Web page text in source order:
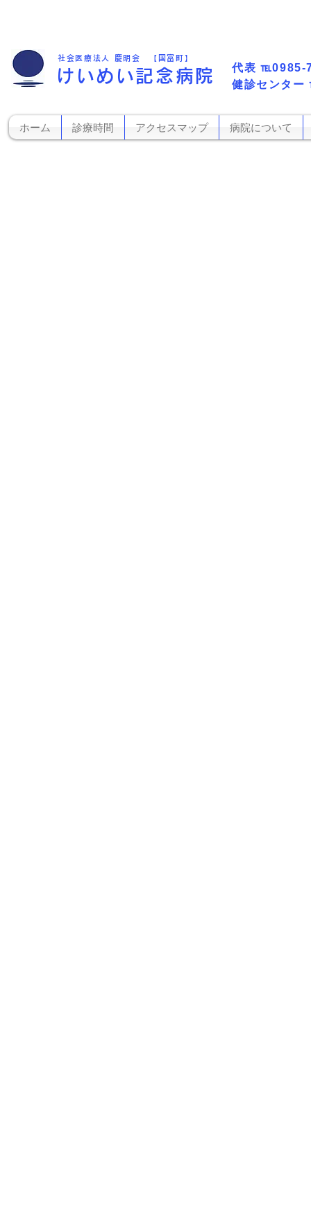
​健診センター
社会医療法人 慶明会 【国富町】
けいめい記念病院 代表​ ℡0985-
ホーム 診療時間 アクセスマップ 病院について